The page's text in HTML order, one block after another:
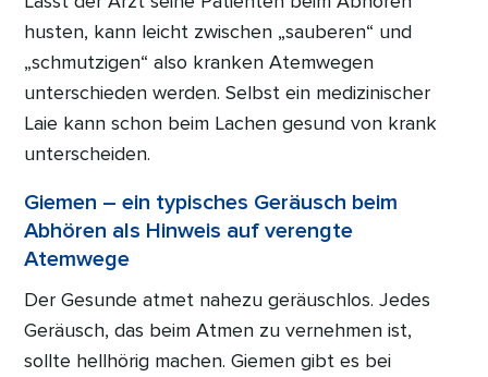
husten, kann leicht zwischen „sauberen“ und
„schmutzigen“ also kranken Atemwegen
unterschieden werden. Selbst ein medizinischer
Laie kann schon beim Lachen gesund von krank
unterscheiden.
Giemen – ein typisches Geräusch beim
Abhören als Hinweis auf verengte
Atemwege
Der Gesunde atmet nahezu geräuschlos. Jedes
Geräusch, das beim Atmen zu vernehmen ist,
sollte hellhörig machen. Giemen gibt es bei